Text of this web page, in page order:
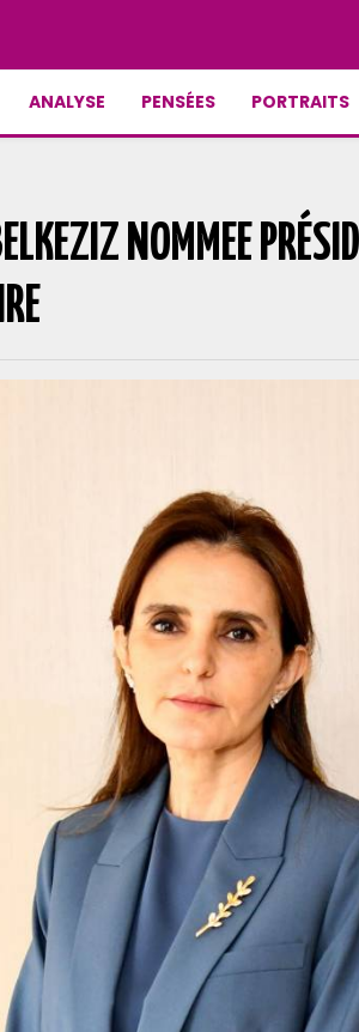
ANALYSE PENSÉES PORTRAITS
NOMMEE